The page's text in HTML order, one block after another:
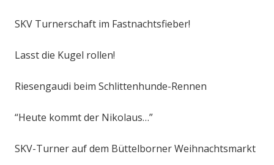
SKV Turnerschaft im Fastnachtsfieber!
Lasst die Kugel rollen!
Riesengaudi beim Schlittenhunde-Rennen
“Heute kommt der Nikolaus…”
SKV-Turner auf dem Büttelborner Weihnachtsmarkt